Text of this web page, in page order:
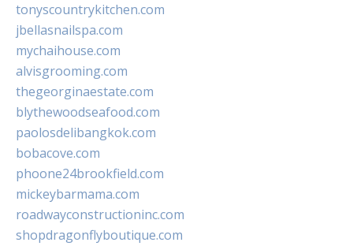
tonyscountrykitchen.com
jbellasnailspa.com
mychaihouse.com
alvisgrooming.com
thegeorginaestate.com
blythewoodseafood.com
paolosdelibangkok.com
bobacove.com
phoone24brookfield.com
mickeybarmama.com
roadwayconstructioninc.com
shopdragonflyboutique.com